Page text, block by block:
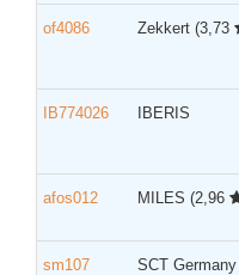
of4086 Zekkert (3,73
IB774026 IBERIS
afos012 MILES (2,96
sm107 SCT Germany